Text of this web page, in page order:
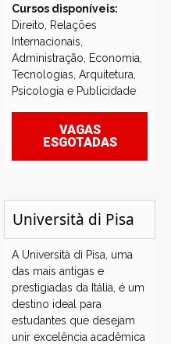
Cursos disponíveis:
Direito, Relações
Internacionais,
Administração, Economia,
Tecnologias, Arquitetura,
Psicologia e Publicidade
VAGAS
ESGOTADAS
Università di Pisa
A Università di Pisa, uma
das mais antigas e
prestigiadas da Itália, é um
destino ideal para
estudantes que desejam
unir excelência acadêmica